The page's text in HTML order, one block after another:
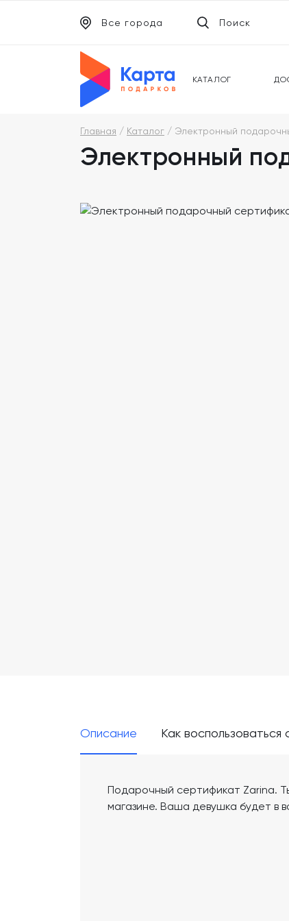
КАТАЛОГ
Все города Поиск
ПОДАРОЧНЫЕ КАРТЫ
Главная Каталог Электронный
Электронный
Описание Как
Подарочный сертификат Zarina.
магазине. Ваша девушка будет в